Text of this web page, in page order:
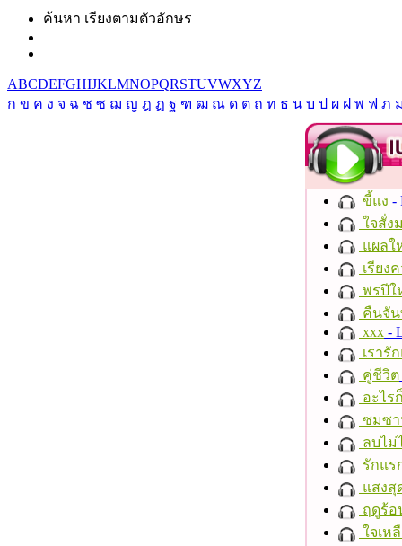
ค้นหา เรียงตามตัวอักษร
ABCDEFGHIJKLMNOPQRSTUVWXYZ
ก ข ค ง จ ฉ ช ซ ฌ ญ ฎ ฏ ฐ ฑ ฒ ณ ด ต ถ ท ธ น บ ป ผ ฝ พ ฟ ภ
ขี้แง -
ใจสั่ง
แผลใ
เรียง
พรปีใ
คืนจั
xxx -
เรารั
คู่ชีวิต
อะไร
ซมซ
ลบไม่
รักแร
แสงสุ
ฤดูร้อ
ใจเห